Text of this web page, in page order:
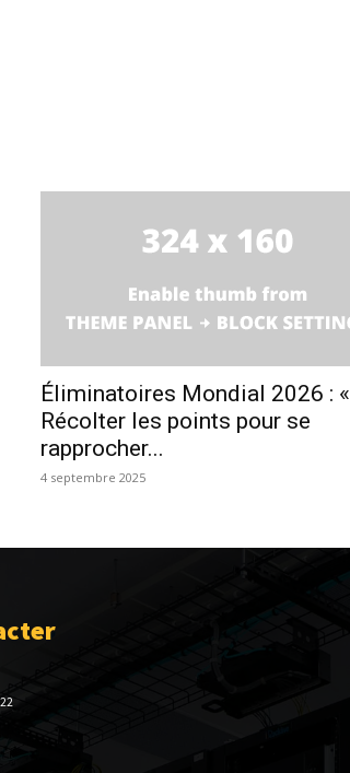
Éliminatoires Mondial 2026 : «
Récolter les points pour se
rapprocher...
4 septembre 2025